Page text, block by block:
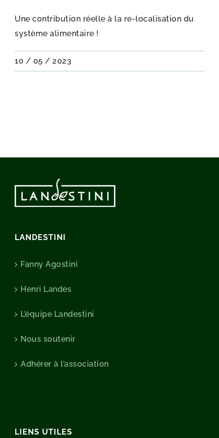
Une contribution réelle à la re-localisation du
système alimentaire !
10 / 05 / 2023
LANDESTINI
Fanny Agostini
Henri Landes
L’équipe Landestini
Nous soutenir
Adhérer à l’association
LIENS UTILES